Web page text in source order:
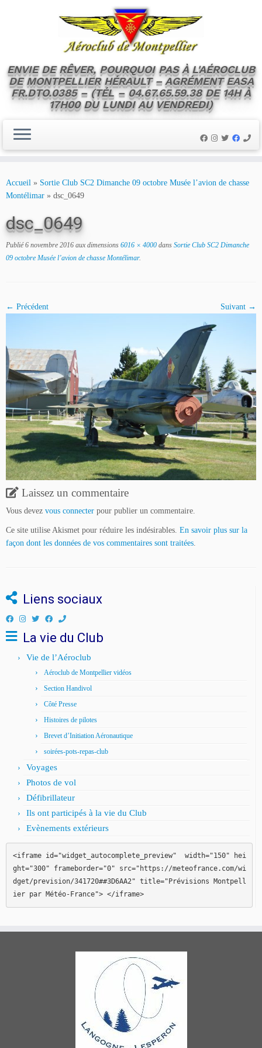
content
ENVIE DE RÊVER, POURQUOI PAS À L'AÉROCLUB
DE MONTPELLIER HÉRAULT – AGRÉMENT EASA
FR.DTO.0385 – (TÉL – 04.67.65.59.38 DE 14H À
17H00 DU LUNDI AU VENDREDI)
Accueil » Sortie Club SC2 Dimanche 09 octobre Musée l’avion de chasse
Montélimar » dsc_0649
dsc_0649
Publié 6 novembre 2016 aux dimensions 6016 × 4000 dans Sortie Club SC2 Dimanche
09 octobre Musée l’avion de chasse Montélimar.
← Précédent Suivant →
Laissez un commentaire
Vous devez vous connecter pour publier un commentaire.
Ce site utilise Akismet pour réduire les indésirables. En savoir plus sur la
façon dont les données de vos commentaires sont traitées
Liens sociaux
La vie du Club
Vie de l’Aéroclub
Aéroclub de Montpellier vidéos
Section Handivol
Côté Presse
Histoires de pilotes
Brevet d’Initiation Aéronautique
soirées-pots-repas-club
Voyages
Photos de vol
Défibrillateur
Ils ont participés à la vie du Club
Evènements extérieurs
<iframe id="widget_autocomplete_preview"  width="150" hei
ght="300" frameborder="0" src="https://meteofrance.com/wi
dget/prevision/341720##3D6AA2" title="Prévisions Montpell
ier par Météo-France"> </iframe>